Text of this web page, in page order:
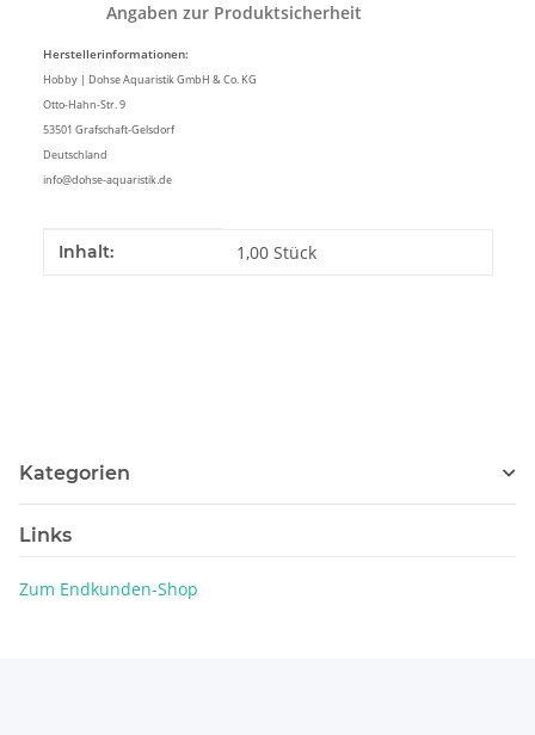
Angaben zur Produktsicherheit
Herstellerinformationen:
Hobby | Dohse Aquaristik GmbH & Co. KG
Otto-Hahn-Str. 9
53501 Grafschaft-Gelsdorf
Deutschland
info@dohse-aquaristik.de
Produkteigenschaft
Wert
Inhalt: 1,00 Stück
Kategorien
Links
Zum Endkunden-Shop